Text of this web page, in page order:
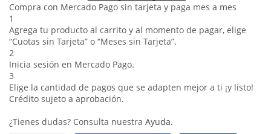
Compra con Mercado Pago sin tarjeta y paga mes a mes
1
Agrega tu producto al carrito y al momento de pagar, elige
“Cuotas sin Tarjeta” o “Meses sin Tarjeta”.
2
Inicia sesión en Mercado Pago.
3
Elige la cantidad de pagos que se adapten mejor a ti ¡y listo!
Crédito sujeto a aprobación.
¿Tienes dudas? Consulta nuestra Ayuda.